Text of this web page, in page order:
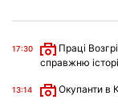
17:30
Праці
справжню
13:14 Окупанти в